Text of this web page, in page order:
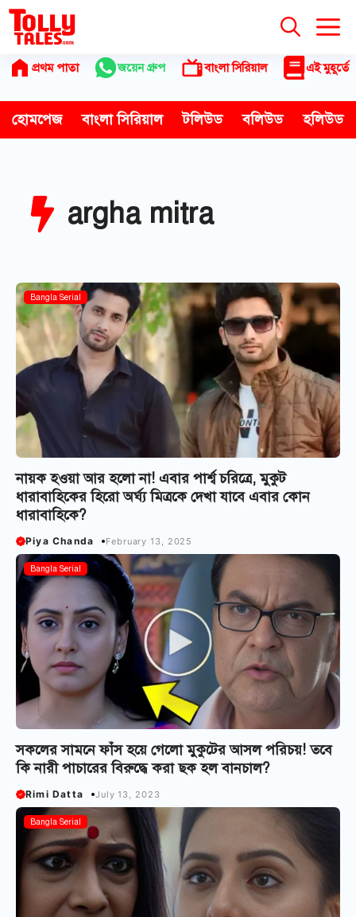
Skip
content
প্রথম পাতা জয়েন গ্রুপ বাংলা সিরিয়াল এই মুহূর্তে
হোমপেজ বাংলা সিরিয়াল টলিউড বলিউড হলিউড
argha mitra
Bangla Serial
নায়ক হ‌ওয়া আর হলো না! এবার পার্শ্ব চরিত্রে, মুকুট
ধারাবাহিকের হিরো অর্ঘ্য মিত্রকে দেখা যাবে এবার কোন
ধারাবাহিকে?
Piya Chanda February 13, 2025
Bangla Serial
সকলের সামনে ফাঁস হয়ে গেলো মুকুটের আসল পরিচয়! তবে
কি নারী পাচারের বিরুদ্ধে করা ছক হল বানচাল?
Rimi Datta July 13, 2023
Bangla Serial